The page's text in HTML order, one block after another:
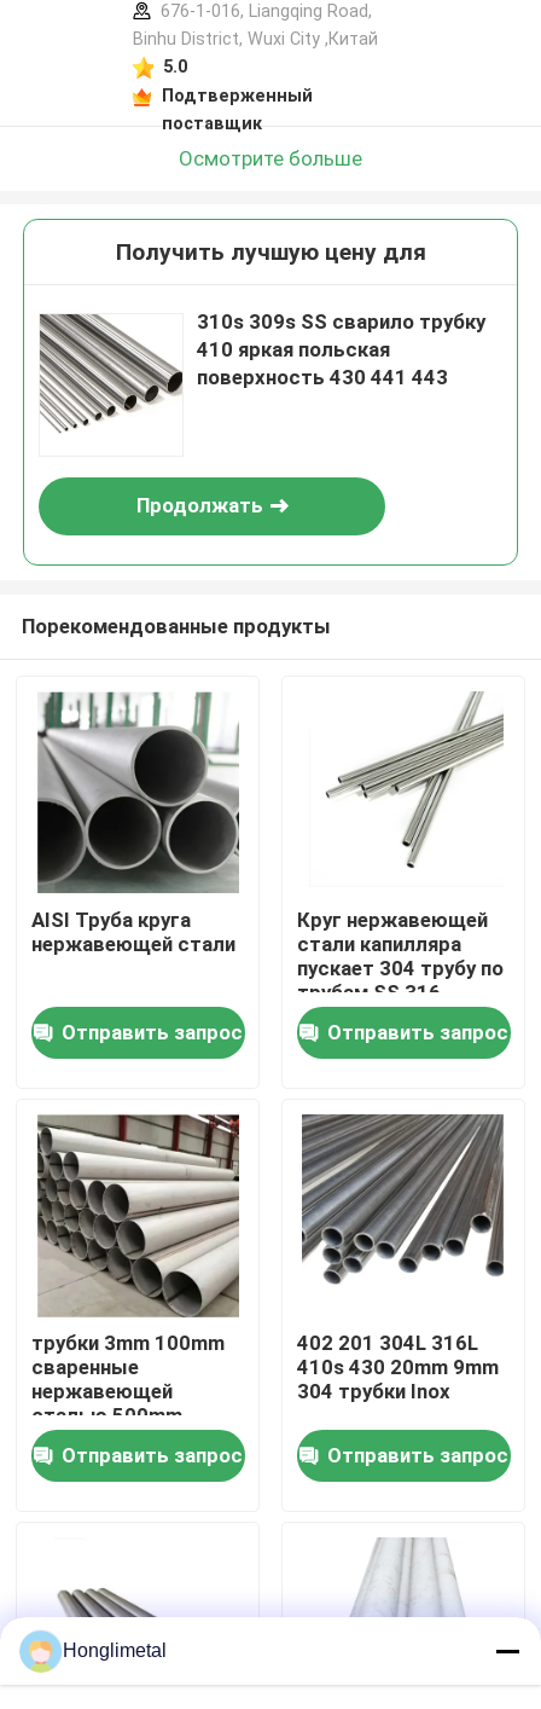
Дом
Видео
О нас
Путешествие фабрики
Проверка качества
Свяжитесь мы
Случаи
676-1-016, Liangqing Road,
Binhu District, Wuxi City ,Китай
5.0
Подтверженный
поставщик
Осмотрите больше
Получить лучшую цену для
310s 309s SS сварило трубку
410 яркая польская
поверхность 430 441 443
Продолжать
Порекомендованные продукты
AISI Труба круга
нержавеющей стали
Отправить запрос
Круг нержавеющей
стали капилляра
пускает 304 трубу по
трубам SS 316
безшовную
Отправить запрос
трубки 3mm 100mm
сваренные
нержавеющей
сталью 500mm
1000mm 2000mm
2200mm ERW
Отправить запрос
402 201 304L 316L
410s 430 20mm 9mm
304 трубки Inox
Отправить запрос
Honglimetal